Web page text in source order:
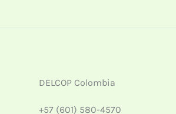
DELCOP Colombia
+57 (601) 580-4570